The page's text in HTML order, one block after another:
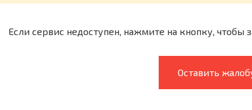
Если сервис недоступен, нажмите на кнопку, чтобы
Оставить